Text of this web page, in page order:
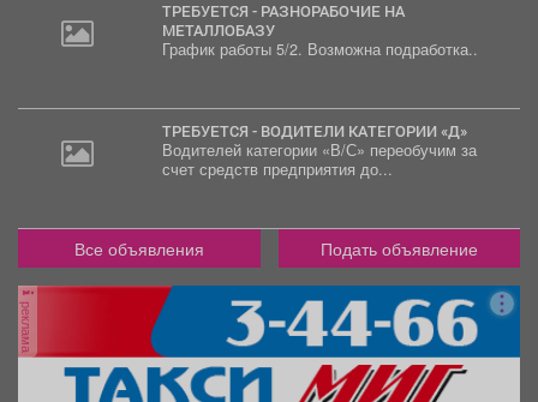
ТРЕБУЕТСЯ - РАЗНОРАБОЧИЕ НА
МЕТАЛЛОБАЗУ
График работы 5/2. Возможна подработка..
ТРЕБУЕТСЯ - ВОДИТЕЛИ КАТЕГОРИИ «Д»
Водителей категории «В/С» переобучим за
счет средств предприятия до...
Все объявления Подать объявление
реклама